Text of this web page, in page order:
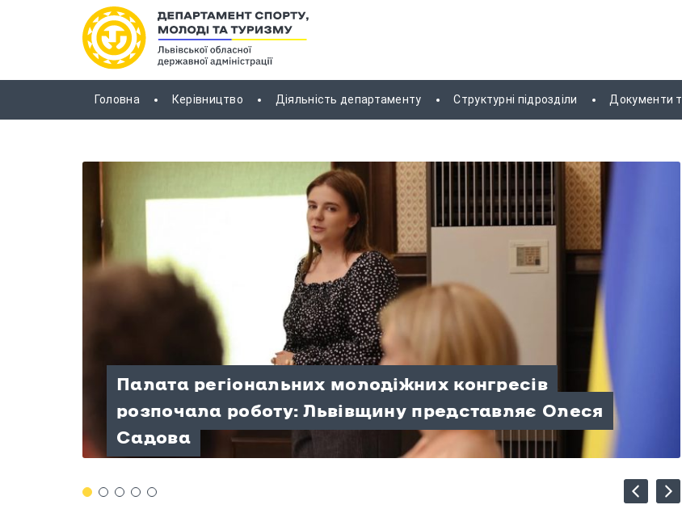
Головна Керівництво Діяльність департаменту Структурні підрозділи Документи
Палата регіональних молодіжних конгресів
розпочала роботу: Львівщину представляє Олеся
Садова
«Україна — це Ти» — три дні знань, єдності та
патріотизму!
«Терапія мандрами» на Плаю: гори, відпочинок і час,
проведений разом
Велосипедисти зі Львівщини зібрали колекцію
нагород на чемпіонаті України
«Терапія мандрами»: до середньовічної фортеці на
фестиваль «Ту Стань. Шлях Героя»